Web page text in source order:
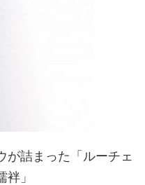
が詰まった「ルーチェ
」